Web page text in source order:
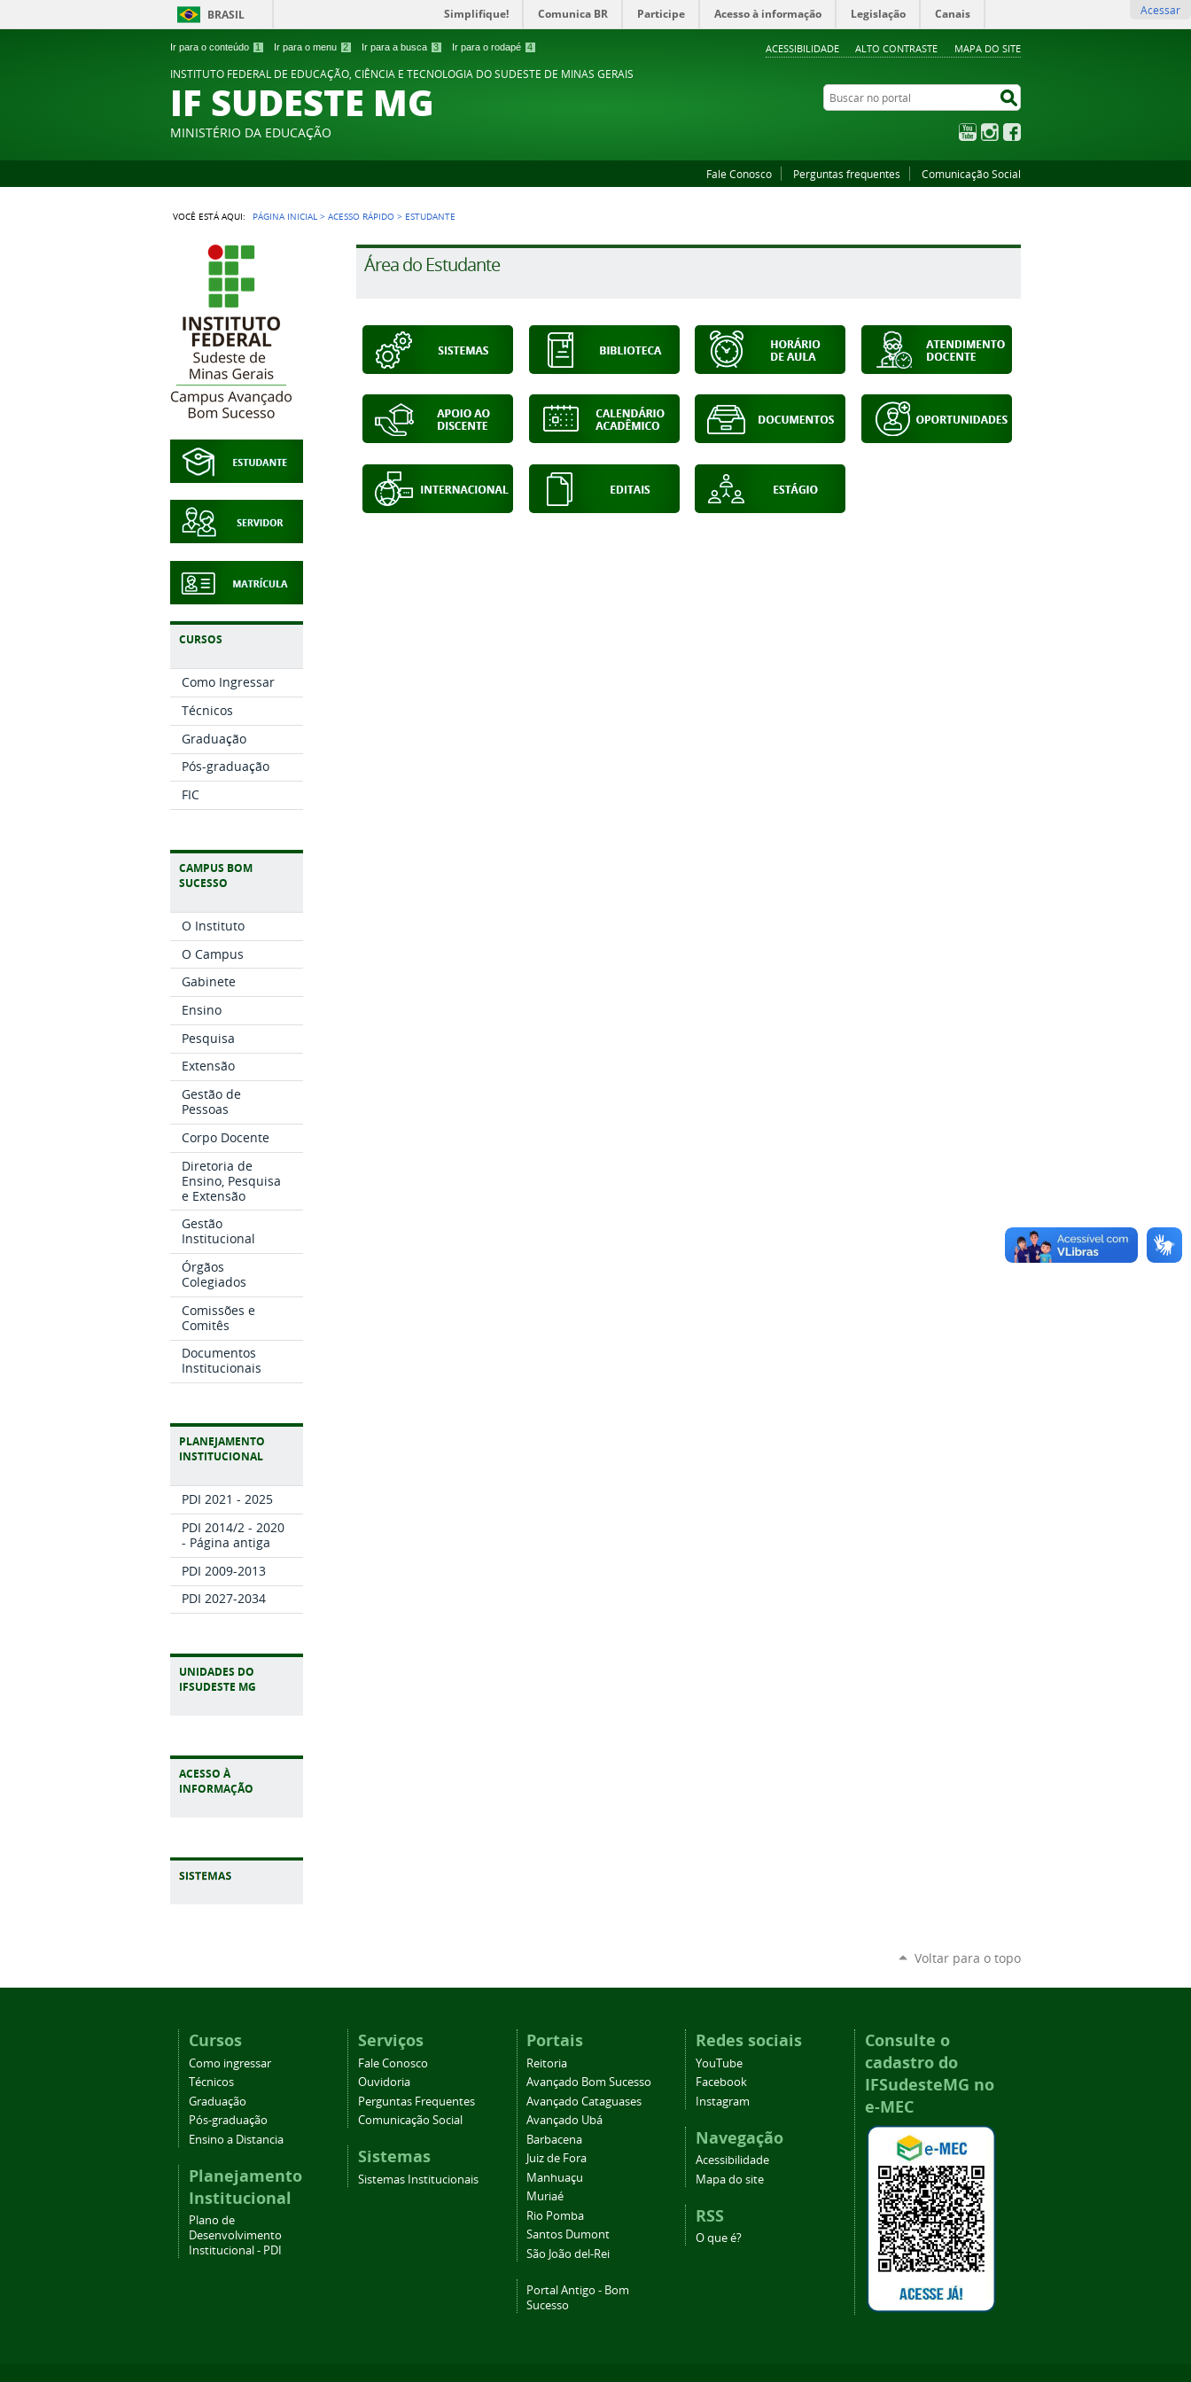
Ir para o conteúdo 1 Ir para o menu 2 Ir para a busca 3 Ir para o rodapé 4 ACESSIBILIDADE ALTO CONTRASTE MAPA DO SITE
BRASIL Simplifique! Comunica BR Participe Acesso à informação Legislação Canais Acessar
INSTITUTO FEDERAL DE EDUCAÇÃO, CIÊNCIA E TECNOLOGIA DO SUDESTE DE MINAS GERAIS
IF SUDESTE MG
MINISTÉRIO DA EDUCAÇÃO
Buscar no portal
YouTubeInstagram
Fale Conosco Perguntas frequentes Comunicação Social
VOCÊ ESTÁ AQUI: PÁGINA INICIAL >ACESSO RÁPIDO > ESTUDANTE
CURSOS
Como Ingressar
Técnicos
Graduação
Pós-graduação
FIC
CAMPUS BOM
SUCESSO
O Instituto
O Campus
Gabinete
Ensino
Pesquisa
Extensão
Gestão de
Pessoas
Corpo Docente
Diretoria de
Ensino, Pesquisa
e Extensão
Gestão
Institucional
Órgãos
Colegiados
Comissões e
Comitês
Documentos
Institucionais
PLANEJAMENTO
INSTITUCIONAL
PDI 2021 - 2025
PDI 2014/2 - 2020
- Página antiga
PDI 2009-2013
PDI 2027-2034
UNIDADES DO
IFSUDESTE MG
ACESSO À
INFORMAÇÃO
Área do Estudante
Voltar para o topo
Cursos
Como ingressar
Técnicos
Graduação
Pós-graduação
Ensino a Distancia
Planejamento
Institucional
Plano de
Desenvolvimento
Institucional - PDI
Serviços
Fale Conosco
Ouvidoria
Perguntas Frequentes
Comunicação Social
Sistemas
Sistemas Institucionais
Portais
Reitoria
Avançado Bom Sucesso
Avançado Cataguases
Avançado Ubá
Barbacena
Juiz de Fora
Manhuaçu
Muriaé
Rio Pomba
Santos Dumont
São João del-Rei
Portal Antigo - Bom
Sucesso
Redes sociais
YouTube
Facebook
Instagram
Navegação
Acessibilidade
Mapa do site
RSS
O que é?
Consulte o
cadastro do
IFSudesteMG no
e-MEC